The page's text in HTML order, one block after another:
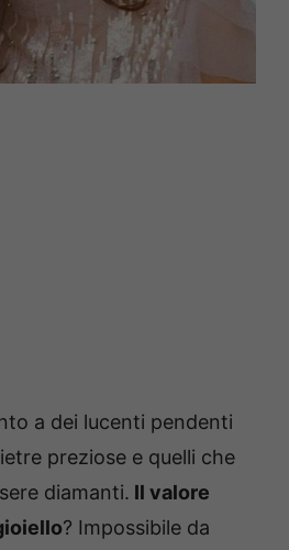
a dei lucenti pendenti
preziose e quelli che
diamanti. Il valore
? Impossibile da